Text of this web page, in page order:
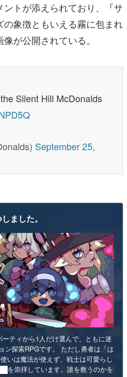
ントが添えられており、『サ
象徴ともいえる霧に包まれ
が公開されている。
Silent Hill McDonalds
September 25,
ました。
ーティから1人だけ選んで、ともに迷
ン探索RPGです。 ただし勇者は「は
いは魔法が使えず、戦士は可愛らし
を崇拝しています。誰を救うのかを